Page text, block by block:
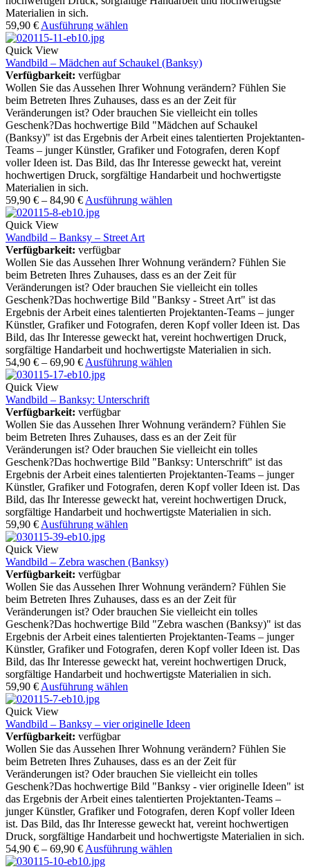
Materialien in sich.
59,90 € Ausführung wählen
Quick View
Wandbild – Mädchen auf Schaukel (Banksy)
Verfügbarkeit: verfügbar
Wollen Sie das Aussehen Ihrer Wohnung verändern? Fühlen Sie
beim Betreten Ihres Zuhauses, dass es an der Zeit für
Veränderungen ist? Oder brauchen Sie vielleicht ein tolles
Geschenk?Das hochwertige Bild "Mädchen auf Schaukel
(Banksy)" ist das Ergebnis der Arbeit eines talentierten Projektanten-
Teams – junger Künstler, Grafiker und Fotografen, deren Kopf
voller Ideen ist. Das Bild, das Ihr Interesse geweckt hat, vereint
hochwertigen Druck, sorgfältige Handarbeit und hochwertigste
Materialien in sich.
59,90 € – 84,90 € Ausführung wählen
Quick View
Wandbild – Banksy – Street Art
Verfügbarkeit: verfügbar
Wollen Sie das Aussehen Ihrer Wohnung verändern? Fühlen Sie
beim Betreten Ihres Zuhauses, dass es an der Zeit für
Veränderungen ist? Oder brauchen Sie vielleicht ein tolles
Geschenk?Das hochwertige Bild "Banksy - Street Art" ist das
Ergebnis der Arbeit eines talentierten Projektanten-Teams – junger
Künstler, Grafiker und Fotografen, deren Kopf voller Ideen ist. Das
Bild, das Ihr Interesse geweckt hat, vereint hochwertigen Druck,
sorgfältige Handarbeit und hochwertigste Materialien in sich.
54,90 € – 69,90 € Ausführung wählen
Quick View
Wandbild – Banksy: Unterschrift
Verfügbarkeit: verfügbar
Wollen Sie das Aussehen Ihrer Wohnung verändern? Fühlen Sie
beim Betreten Ihres Zuhauses, dass es an der Zeit für
Veränderungen ist? Oder brauchen Sie vielleicht ein tolles
Geschenk?Das hochwertige Bild "Banksy: Unterschrift" ist das
Ergebnis der Arbeit eines talentierten Projektanten-Teams – junger
Künstler, Grafiker und Fotografen, deren Kopf voller Ideen ist. Das
Bild, das Ihr Interesse geweckt hat, vereint hochwertigen Druck,
sorgfältige Handarbeit und hochwertigste Materialien in sich.
59,90 € Ausführung wählen
Quick View
Wandbild – Zebra waschen (Banksy)
Verfügbarkeit: verfügbar
Wollen Sie das Aussehen Ihrer Wohnung verändern? Fühlen Sie
beim Betreten Ihres Zuhauses, dass es an der Zeit für
Veränderungen ist? Oder brauchen Sie vielleicht ein tolles
Geschenk?Das hochwertige Bild "Zebra waschen (Banksy)" ist das
Ergebnis der Arbeit eines talentierten Projektanten-Teams – junger
Künstler, Grafiker und Fotografen, deren Kopf voller Ideen ist. Das
Bild, das Ihr Interesse geweckt hat, vereint hochwertigen Druck,
sorgfältige Handarbeit und hochwertigste Materialien in sich.
59,90 € Ausführung wählen
Quick View
Wandbild – Banksy – vier originelle Ideen
Verfügbarkeit: verfügbar
Wollen Sie das Aussehen Ihrer Wohnung verändern? Fühlen Sie
beim Betreten Ihres Zuhauses, dass es an der Zeit für
Veränderungen ist? Oder brauchen Sie vielleicht ein tolles
Geschenk?Das hochwertige Bild "Banksy - vier originelle Ideen" ist
das Ergebnis der Arbeit eines talentierten Projektanten-Teams –
junger Künstler, Grafiker und Fotografen, deren Kopf voller Ideen
ist. Das Bild, das Ihr Interesse geweckt hat, vereint hochwertigen
Druck, sorgfältige Handarbeit und hochwertigste Materialien in sich.
54,90 € – 69,90 € Ausführung wählen